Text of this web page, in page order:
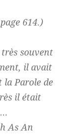
614.)
souvent
il avait
la Parole de
il était
As An